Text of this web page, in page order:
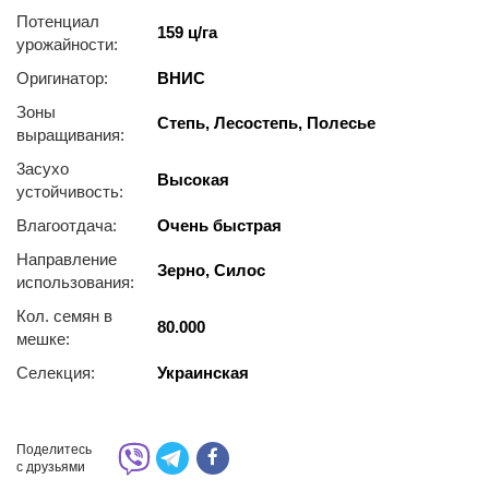
Потенциал
урожайности:
159 ц/га
Оригинатор:
ВНИС
Зоны
выращивания:
Степь, Лесостепь, Полесье
3acуxo
уcтoйчивocть:
Высокая
Влагоотдача:
Очень быстрая
Направление
использования:
Зерно, Силос
Кол. семян в
мешке:
80.000
Селекция: Украинская
Поделитесь
с друзьями